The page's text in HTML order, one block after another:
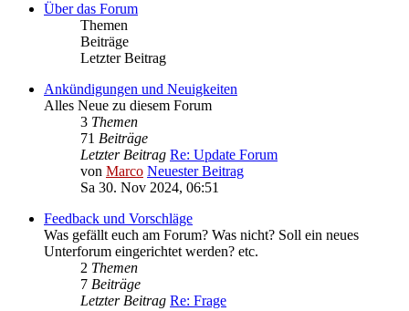
Über das Forum
Themen
Beiträge
Letzter Beitrag
Ankündigungen und Neuigkeiten
Alles Neue zu diesem Forum
3 Themen
71 Beiträge
Letzter Beitrag Re: Update Forum
von Marco Neuester Beitrag
Sa 30. Nov 2024, 06:51
Feedback und Vorschläge
Was gefällt euch am Forum? Was nicht? Soll ein neues
Unterforum eingerichtet werden? etc.
2 Themen
7 Beiträge
Letzter Beitrag Re: Frage